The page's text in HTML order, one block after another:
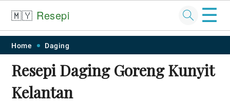
Skip
primary
navigation
Skip
main
content
Skip
primary
sidebar
Skip
footer
🇲🇾 Resepi ☰
Home Daging
Resepi Daging Goreng Kunyit
Kelantan